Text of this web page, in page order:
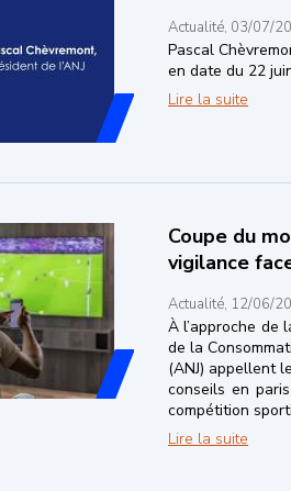
Actualité, 03/07/
Pascal
en date du 22
Lire la suite
Coupe du
vigilance
Actualité, 12/06/
À l’approche de
de la
(ANJ) appellent
conseils en
compétition
Lire la suite